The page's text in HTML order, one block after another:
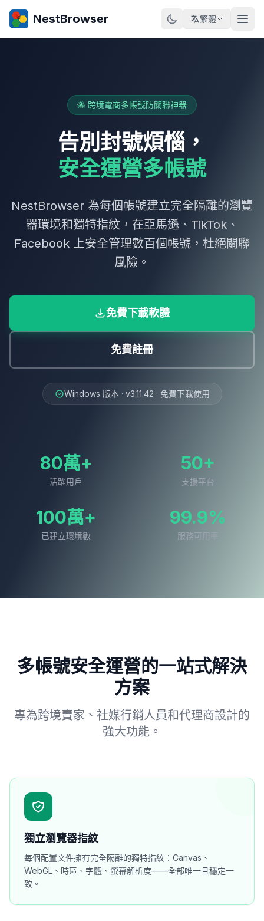
NestBrowser 繁體
🐝 跨境電商多帳號防關聯神器
告別封號煩惱，
安全運營多帳號
NestBrowser 為每個帳號建立完全隔離的瀏覽
器環境和獨特指紋，在亞馬遜、TikTok、
Facebook 上安全管理數百個帳號，杜絕關聯
風險。
免費下載軟體
免費註冊
Windows 版本 · v3.11.42 · 免費下載使用
80萬+
活躍用戶
50+
支援平台
100萬+
已建立環境數
99.9%
服務可用率
多帳號安全運營的一站式解決
方案
專為跨境賣家、社媒行銷人員和代理商設計的
強大功能。
獨立瀏覽器指紋
每個配置文件擁有完全隔離的獨特指紋：Canvas、
WebGL、時區、字體、螢幕解析度——全部唯一且穩定一
致。